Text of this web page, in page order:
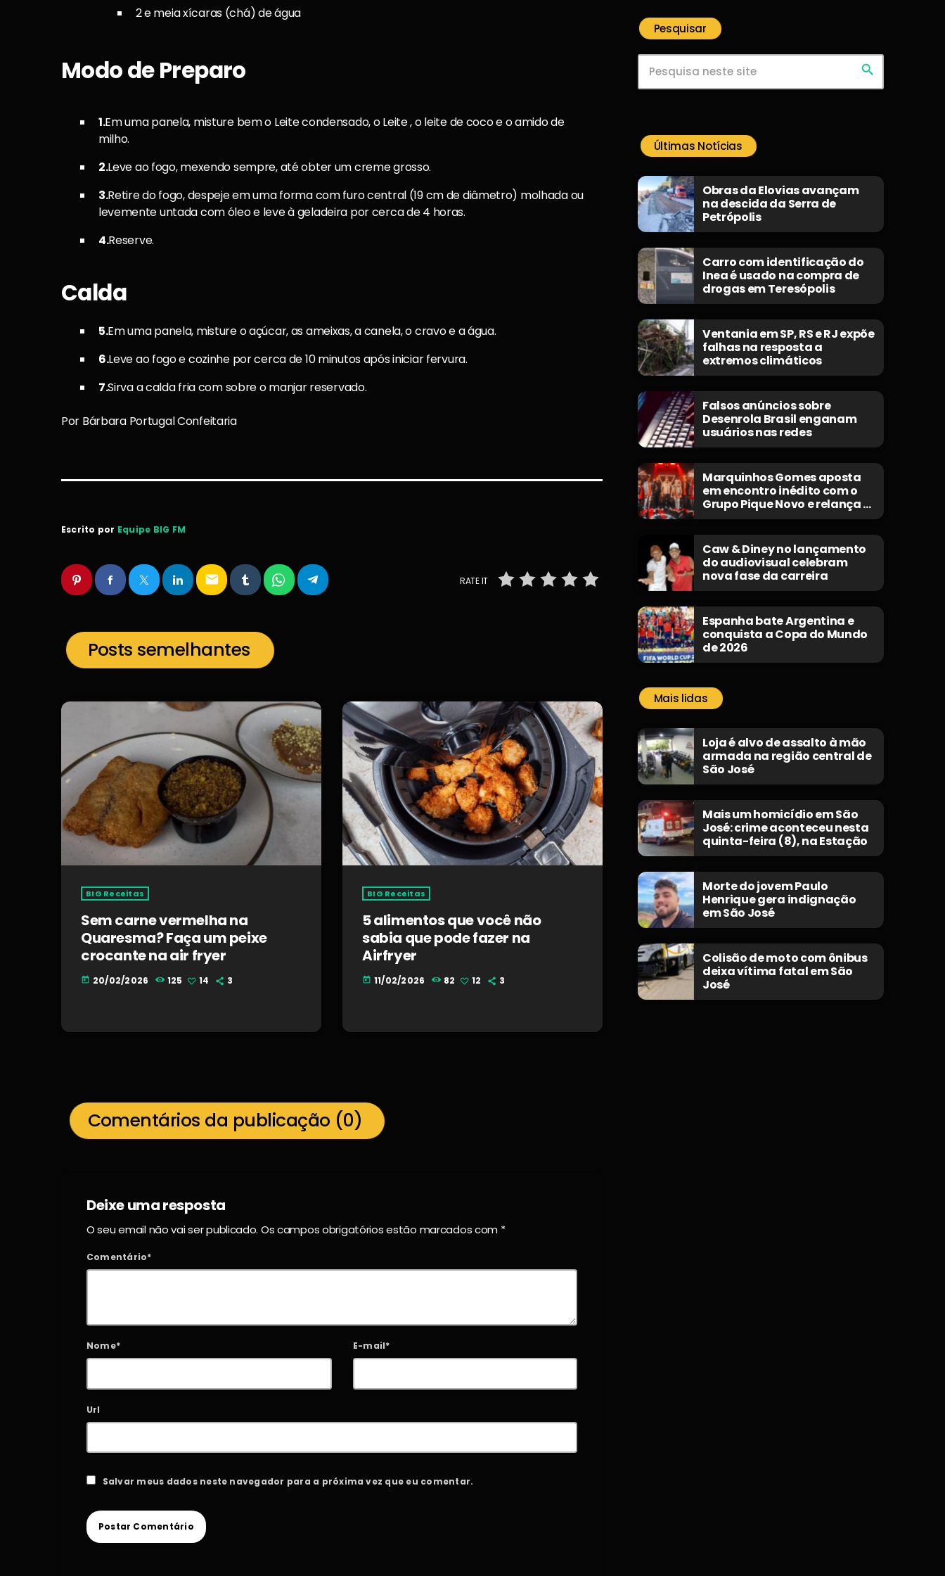
2 e meia xícaras (chá) de água
Modo de Preparo
1.Em uma panela, misture bem o Leite condensado, o Leite , o leite de coco e o amido de
milho.
2.Leve ao fogo, mexendo sempre, até obter um creme grosso.
3.Retire do fogo, despeje em uma forma com furo central (19 cm de diâmetro) molhada ou
levemente untada com óleo e leve à geladeira por cerca de 4 horas.
4.Reserve.
Calda
5.Em uma panela, misture o açúcar, as ameixas, a canela, o cravo e a água.
6.Leve ao fogo e cozinhe por cerca de 10 minutos após iniciar fervura.
7.Sirva a calda fria com sobre o manjar reservado.
Por Bárbara Portugal Confeitaria
Escrito por Equipe BIG FM
email RATE IT
Posts semelhantes
BIG Receitas
Sem carne vermelha na
Quaresma? Faça um peixe
crocante na air fryer
today 20/02/2026 125 14 3
BIG Receitas
5 alimentos que você não
sabia que pode fazer na
Airfryer
today 11/02/2026 82 12 3
Comentários da publicação (0)
Deixe uma resposta
O seu email não vai ser publicado. Os campos obrigatórios estão marcados com *
Comentário*
Nome* E-mail*
Url
Salvar meus dados neste navegador para a próxima vez que eu comentar.
Pesquisar
search
Últimas Notícias
Obras da Elovias avançam
na descida da Serra de
Petrópolis
Carro com identificação do
Inea é usado na compra de
drogas em Teresópolis
Ventania em SP, RS e RJ expõe
falhas na resposta a
extremos climáticos
Falsos anúncios sobre
Desenrola Brasil enganam
usuários nas redes
Marquinhos Gomes aposta
em encontro inédito com o
Grupo Pique Novo e relança o
clássico “Não Morrerei”
Caw & Diney no lançamento
do audiovisual celebram
nova fase da carreira
Espanha bate Argentina e
conquista a Copa do Mundo
de 2026
Mais lidas
Loja é alvo de assalto à mão
armada na região central de
São José
Mais um homicídio em São
José: crime aconteceu nesta
quinta-feira (8), na Estação
Morte do jovem Paulo
Henrique gera indignação
em São José
Colisão de moto com ônibus
deixa vítima fatal em São
José